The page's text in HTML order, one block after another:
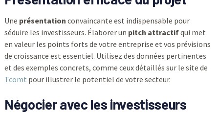
Une présentation convaincante est indispensable pour
séduire les investisseurs. Élaborer un pitch attractifqui met
en valeur les points forts de votre entreprise et vos prévisions
de croissance est essentiel. Utilisez des données pertinentes
et des exemples concrets, comme ceux détaillés sur le site de
Tcomt pour illustrer le potentiel de votre secteur.
Négocier avec les investisseurs